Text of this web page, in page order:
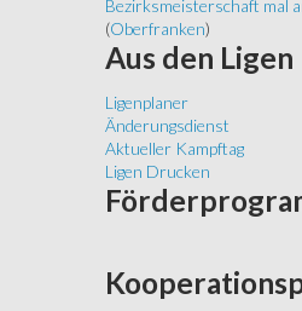
Bezirksmeisterschaft mal
(Oberfranken)
Aus den Ligen
Ligenplaner
Änderungsdienst
Aktueller Kampftag
Ligen Drucken